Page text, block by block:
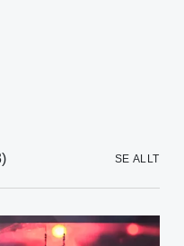
SE ALLT